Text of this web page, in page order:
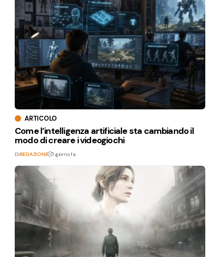
ARTICOLO
Come l’intelligenza artificiale sta cambiando il
modo di creare i videogiochi
DiREDAZIONE 1 giorno fa